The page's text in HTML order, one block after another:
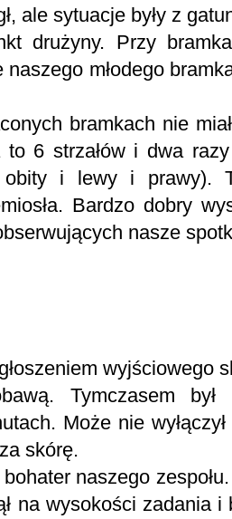
ale sytuacje były z
drużyny. Przy
młodego
bramkach nie
6 strzałów i dwa
obity i lewy i prawy).
Bardzo dobry
nasze
wyjściowego
Tymczasem
Może nie
skórę.
naszego
na wysokości zadania i